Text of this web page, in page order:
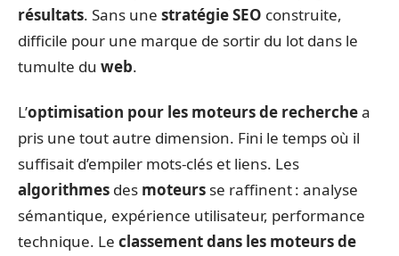
résultats. Sans une stratégie SEO construite,
difficile pour une marque de sortir du lot dans le
tumulte du web.
L’optimisation pour les moteurs de recherchea
pris une tout autre dimension. Fini le temps où il
suffisait d’empiler mots-clés et liens. Les
algorithmes des moteurs se raffinent : analyse
sémantique, expérience utilisateur, performance
technique. Le classement dans les moteurs de